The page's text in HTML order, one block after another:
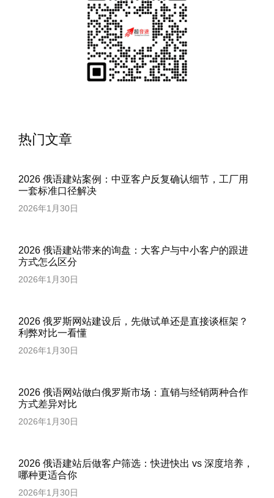
热门文章
2026 俄语建站案例：中亚客户反复确认细节，工厂用
一套标准口径解决
2026年1月30日
2026 俄语建站带来的询盘：大客户与中小客户的跟进
方式怎么区分
2026年1月30日
2026 俄罗斯网站建设后，先做试单还是直接谈框架？
利弊对比一看懂
2026年1月30日
2026 俄语网站做白俄罗斯市场：直销与经销两种合作
方式差异对比
2026年1月30日
2026 俄语建站后做客户筛选：快进快出 vs 深度培养，
哪种更适合你
2026年1月30日